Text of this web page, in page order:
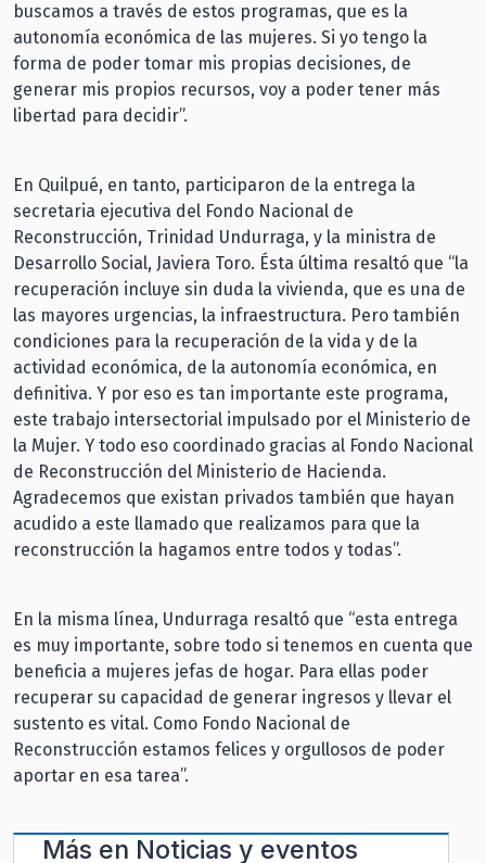
buscamos a través de estos programas, que es la
autonomía económica de las mujeres. Si yo tengo la
forma de poder tomar mis propias decisiones, de
generar mis propios recursos, voy a poder tener más
libertad para decidir”.
En Quilpué, en tanto, participaron de la entrega la
secretaria ejecutiva del Fondo Nacional de
Reconstrucción, Trinidad Undurraga, y la ministra de
Desarrollo Social, Javiera Toro. Ésta última resaltó que “la
recuperación incluye sin duda la vivienda, que es una de
las mayores urgencias, la infraestructura. Pero también
condiciones para la recuperación de la vida y de la
actividad económica, de la autonomía económica, en
definitiva. Y por eso es tan importante este programa,
este trabajo intersectorial impulsado por el Ministerio de
la Mujer. Y todo eso coordinado gracias al Fondo Nacional
de Reconstrucción del Ministerio de Hacienda.
Agradecemos que existan privados también que hayan
acudido a este llamado que realizamos para que la
reconstrucción la hagamos entre todos y todas”.
En la misma línea, Undurraga resaltó que “esta entrega
es muy importante, sobre todo si tenemos en cuenta que
beneficia a mujeres jefas de hogar. Para ellas poder
recuperar su capacidad de generar ingresos y llevar el
sustento es vital. Como Fondo Nacional de
Reconstrucción estamos felices y orgullosos de poder
aportar en esa tarea”.
Más en Noticias y eventos